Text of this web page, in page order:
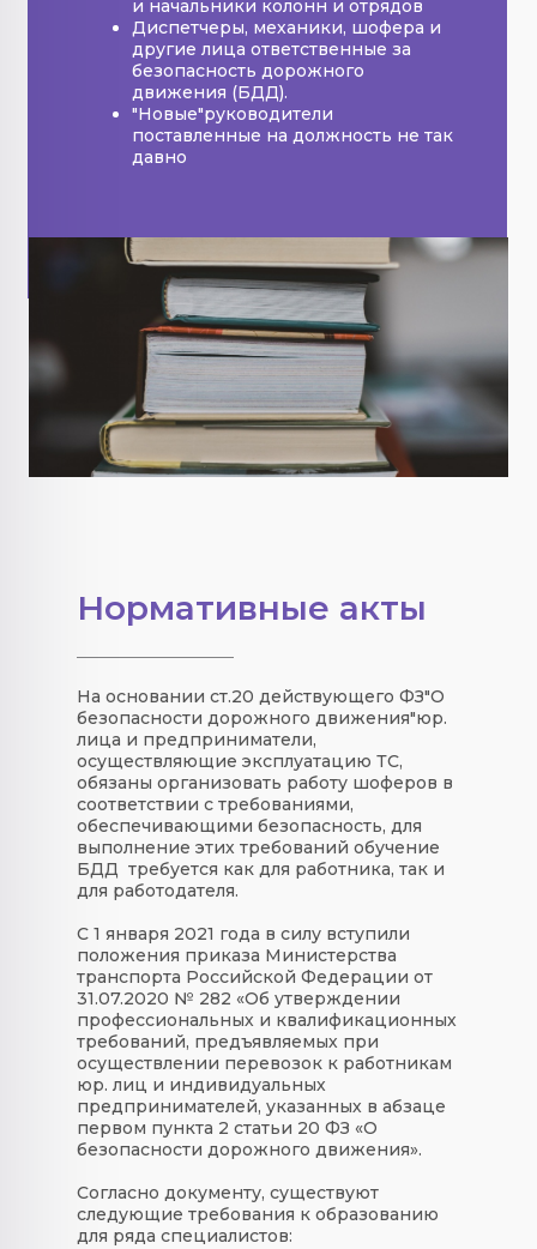
и начальники колонн и отрядов
Диспетчеры, механики, шофера и
другие лица ответственные за
безопасность дорожного
движения (БДД).
"Новые"руководители
поставленные на должность не так
давно
Нормативные акты
На основании ст.20 действующего ФЗ"О
безопасности дорожного движения"юр.
лица и предприниматели,
осуществляющие эксплуатацию ТС,
обязаны организовать работу шоферов в
соответствии с требованиями,
обеспечивающими безопасность, для
выполнение этих требований обучение
БДД требуется как для работника, так и
для работодателя.
С 1 января 2021 года в силу вступили
положения приказа Министерства
транспорта Российской Федерации от
31.07.2020 № 282 «Об утверждении
профессиональных и квалификационных
требований, предъявляемых при
осуществлении перевозок к работникам
юр. лиц и индивидуальных
предпринимателей, указанных в абзаце
первом пункта 2 статьи 20 ФЗ «О
безопасности дорожного движения».
Согласно документу, существуют
следующие требования к образованию
для ряда специалистов: